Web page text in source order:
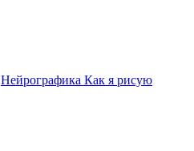
Нейрографика Как я рисую